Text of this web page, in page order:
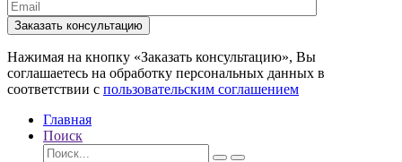
Заказать консультацию
Нажимая на кнопку «Заказать консультацию», Вы
соглашаетесь на обработку персональных данных в
соответствии с пользовательским соглашением
Главная
Поиск